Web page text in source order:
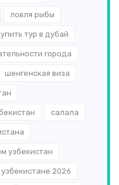
ловля рыбы
тур в дубай
города
шенгенская виза
салала
узбекистан
2026